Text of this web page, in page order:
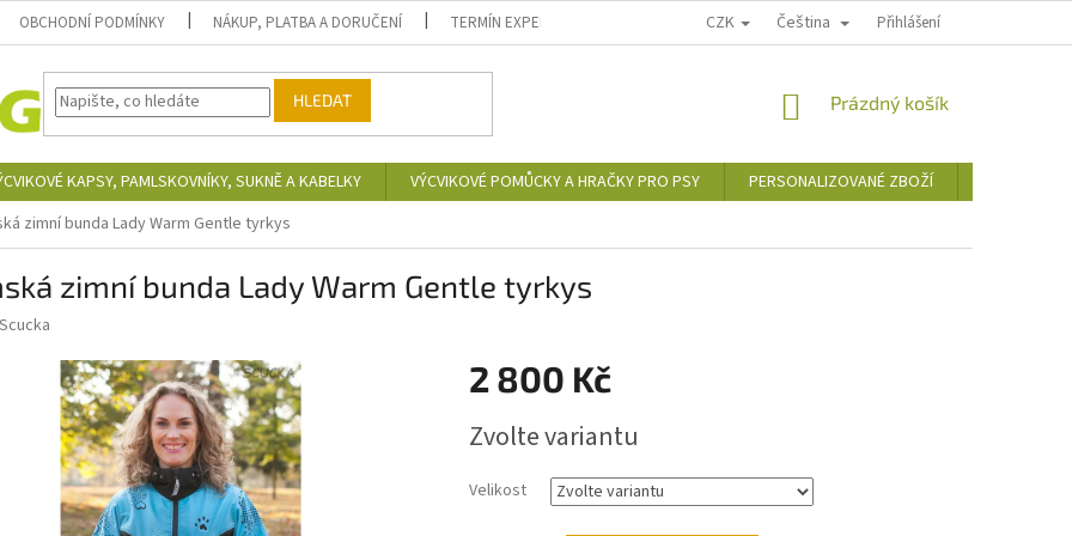
OBCHODNÍ PODMÍNKY NÁKUP, PLATBA A DORUČENÍ TERMÍN EXPEDICE VÝMĚNA NEBO VRÁCENÍ ZBOŽÍ
CZK Čeština Přihlášení
HLEDAT
NÁKUPNÍ
Prázdný košík
KAPSY, PAMLSKOVNÍKY, SUKNĚ A KABELKY VÝCVIKOVÉ POMŮCKY A HRAČKY PRO PSY PERSONALIZOVANÉ ZBOŽÍ
zimní bunda Lady Warm Gentle tyrkys
zimní bunda Lady Warm Gentle tyrkys
Scucka
2 800 Kč
cena:
Zvolte variantu
Velikost